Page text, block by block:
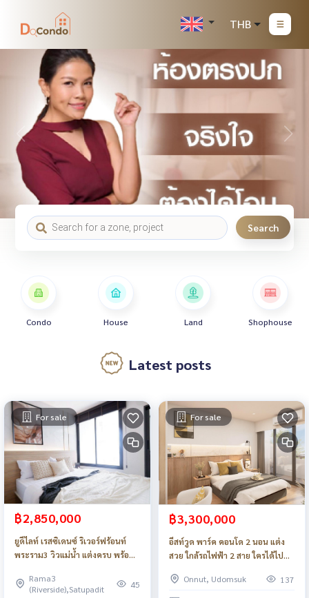
THB
Search
Condo House Land Shophouse
Latest posts
For sale
฿2,850,000
ยูดีไลท์ เรสซิเดนซ์ ริเวอร์ฟร้อนท์
พระราม3 วิวแม่น้ำ แต่งครบ พร้อม
Rama3
(Riverside),Satupadit
45
For sale
฿3,300,000
อีสท์วูด พาร์ค คอนโด 2 นอน แต่ง
สวย ใกล้รถไฟฟ้า 2 สาย ใครได้ไปคุ้ม
Onnut, Udomsuk
137